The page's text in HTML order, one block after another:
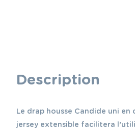
Description
Le drap housse Candide uni
jersey extensible facilitera